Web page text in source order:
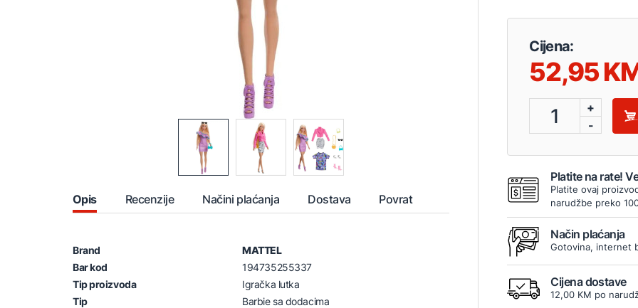
Opis Recenzije Načini plaćanja Dostava Povrat
Brand
MATTEL
Bar kod
194735255337
Tip proizvoda
Igračka lutka
Tip
Barbie sa dodacima
Cijena:
52,95
1
+
-
Platite na rate!
Platite ovaj
narudžbe preko
Način plaćanja
Gotovina, internet
Cijena dostave
12,00 KM po